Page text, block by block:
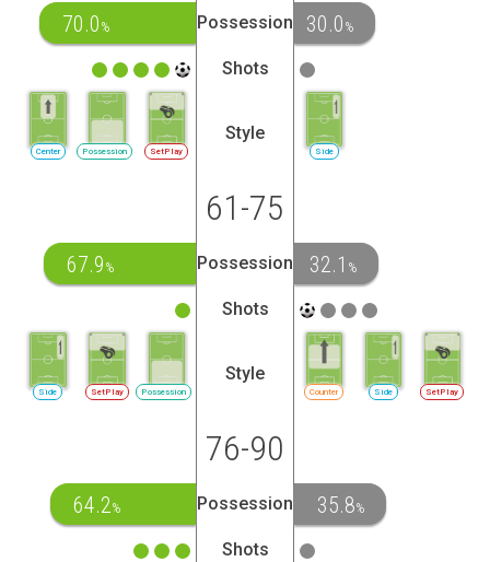
70.0 % Possession 30.0 %
Shots
SetPlay
Possession
Center
Style
Side
61-75
67.9 % Possession 32.1 %
Shots
Possession
SetPlay
Side
Style
Counter Side SetPlay
76-90
64.2% Possession 35.8%
Shots